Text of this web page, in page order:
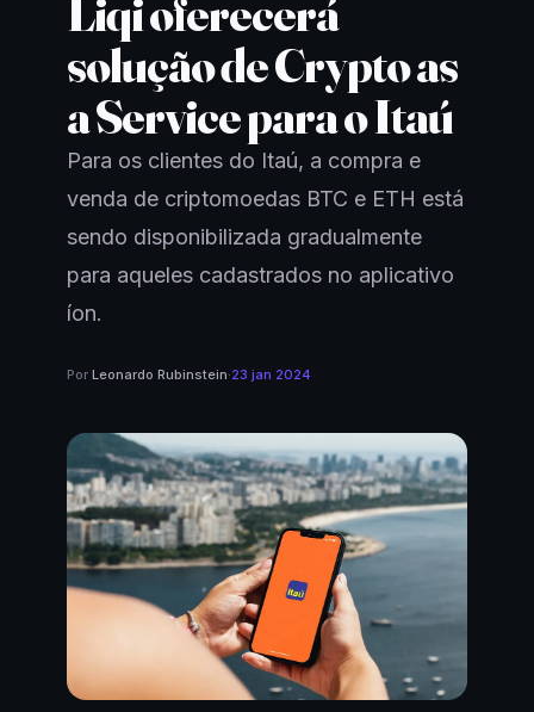
Liqi oferecerá
solução de Crypto as
a Service para o Itaú
Para os clientes do Itaú, a compra e
venda de criptomoedas BTC e ETH está
sendo disponibilizada gradualmente
para aqueles cadastrados no aplicativo
íon.
Por Leonardo Rubinstein·23 jan 2024